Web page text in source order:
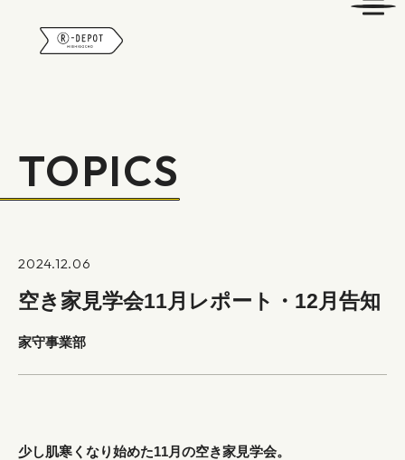
TOPICS
2024.12.06
空き家見学会11月レポート・12月告知
家守事業部
少し肌寒くなり始めた11月の空き家見学会。